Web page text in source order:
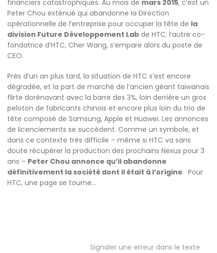
financiers catastrophiques. Au mois de mars 2015, c’est un
Peter Chou exténué qui abandonne la Direction
opérationnelle de l’entreprise pour occuper la tête de la
division Future Développement Lab de HTC; l’autre co-
fondatrice d’HTC, Cher Wang, s’empare alors du poste de
CEO.
Près d’un an plus tard, la situation de HTC s’est encore
dégradée, et la part de marché de l’ancien géant taïwanais
flirte dorénavant avec la barre des 3%, loin derrière un gros
peloton de fabricants chinois et encore plus loin du trio de
tête composé de Samsung, Apple et Huawei. Les annonces
de licenciements se succèdent. Comme un symbole, et
dans ce contexte très difficile – même si HTC va sans
doute récupérer la production des prochains Nexus pour 3
ans – Peter Chou annonce qu’il abandonne
définitivement la société dont il était à l’origine. Pour
HTC, une page se tourne…
Signaler une erreur dans le texte